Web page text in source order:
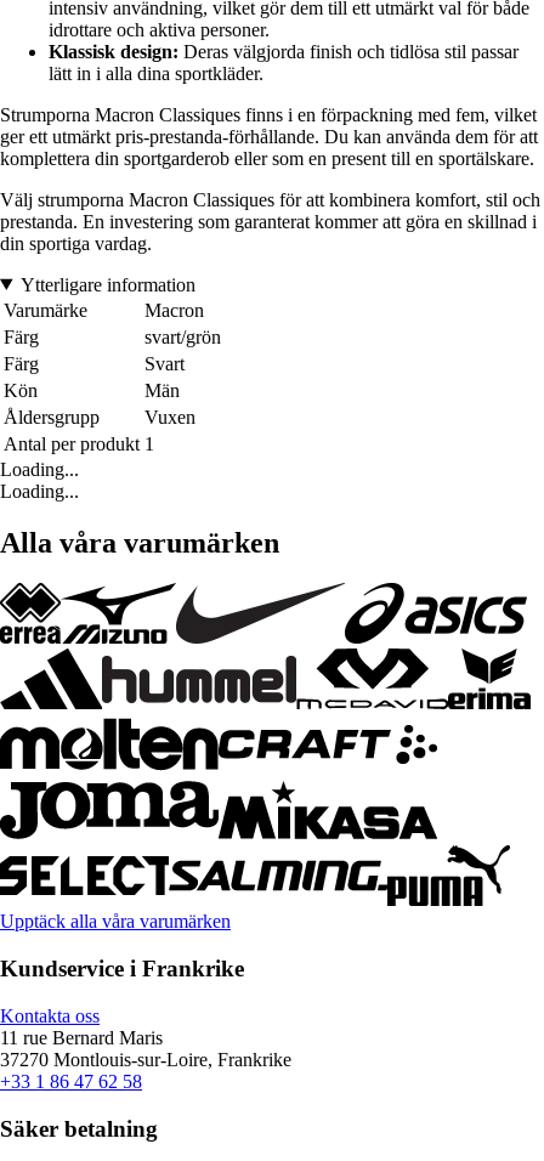
intensiv användning, vilket gör dem till ett utmärkt val för både
idrottare och aktiva personer.
Klassisk design: Deras välgjorda finish och tidlösa stil passar
lätt in i alla dina sportkläder.
Strumporna Macron Classiques finns i en förpackning med fem, vilket
ger ett utmärkt pris-prestanda-förhållande. Du kan använda dem för att
komplettera din sportgarderob eller som en present till en sportälskare.
Välj strumporna Macron Classiques för att kombinera komfort, stil och
prestanda. En investering som garanterat kommer att göra en skillnad i
din sportiga vardag.
Ytterligare information
Varumärke
Macron
Färg
svart/grön
Färg
Svart
Kön
Män
Åldersgrupp
Vuxen
Antal per produkt 1
Loading...
Loading...
Alla våra varumärken
Upptäck alla våra varumärken
Kundservice i Frankrike
Kontakta oss
11 rue Bernard Maris
37270 Montlouis-sur-Loire, Frankrike
+33 1 86 47 62 58
Säker betalning